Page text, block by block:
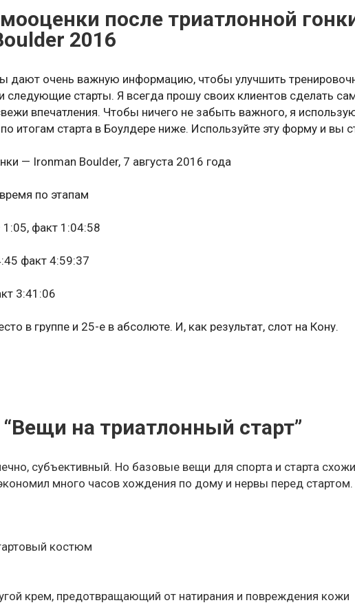
давления в колесах — SKS Airchecker Digital Presta
цепи — BIKEHAND Bicycle Bike Chain Wear Indicator Tool Chain
после триатлонной
2016
дают очень важную информацию, чтобы улучшить
старты. Я всегда прошу своих клиентов сделать
впечатления. Чтобы ничего не забыть важного, я
итогам старта в Боулдере ниже. Используйте эту форму и вы
— Ironman Boulder, 7 августа 2016 года
по этапам
факт 1:04:58
факт 4:59:37
3:41:06
в группе и 25-е в абсолюте. И, как результат, слот на Кону.
перед важными стартами. Продуло поясницу после плавания.
среднем, я спал меньше 7 часов.
Переработка на первых 35 км. вела почти погубила всю
соляной раствор, который всегда помогал мне при судорогах.
на триатлонный старт”
субъективный. Но базовые вещи для спорта и старта
много часов хождения по дому и нервы перед стартом.
коcтюм
крем, предотвращающий от натирания и повреждения кожи